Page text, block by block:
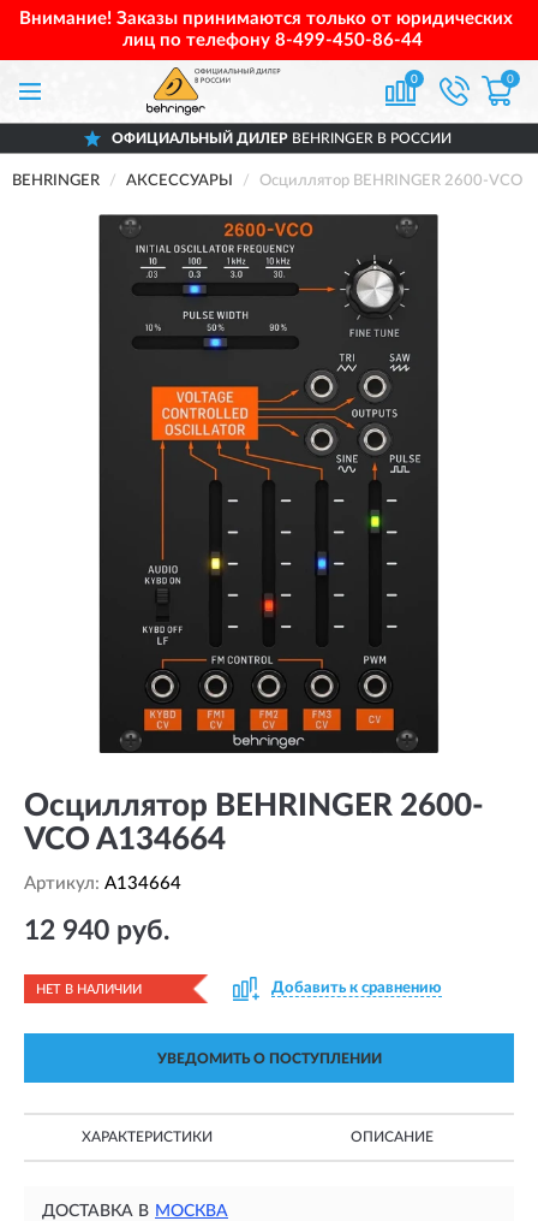
Внимание! Заказы принимаются только от юридических
лиц по телефону 8-499-450-86-44
0 0
ОФИЦИАЛЬНЫЙ ДИЛЕР BEHRINGER В РОССИИ
BEHRINGER АКСЕССУАРЫ Осциллятор BEHRINGER 2600-VCO
Осциллятор BEHRINGER 2600-
VCO A134664
Артикул: A134664
12 940 руб.
НЕТ В НАЛИЧИИ Добавить к сравнению
УВЕДОМИТЬ О ПОСТУПЛЕНИИ
ХАРАКТЕРИСТИКИ ОПИСАНИЕ
ДОСТАВКА В МОСКВА